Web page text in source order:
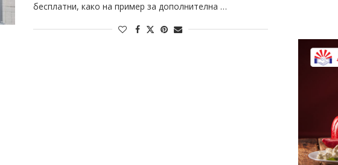
бесплатни, како на пример за дополнителна …